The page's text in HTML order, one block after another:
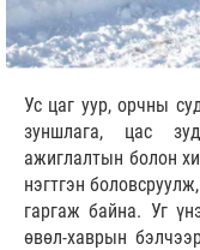
Ус цаг уур, орчны
зуншлага, цас
ажиглалтын болон
нэгтгэн
гаргаж байна. Уг
өвөл-хаврын